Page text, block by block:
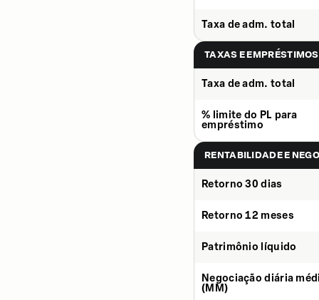
Taxa de adm. total
TAXAS E
Taxa de adm. total
% limite do PL para
empréstimo
RENTABILIDADE E
Retorno 30 dias
Retorno 12 meses
Patrimônio líquido
Negociação diária
(MM)